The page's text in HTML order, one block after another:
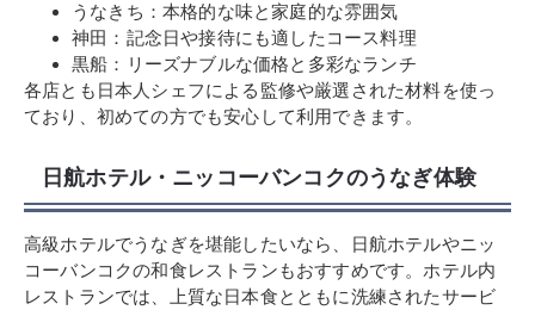
うなきち：本格的な味と家庭的な雰囲気
神田：記念日や接待にも適したコース料理
黒船：リーズナブルな価格と多彩なランチ
各店とも日本人シェフによる監修や厳選された材料を使っ
ており、初めての方でも安心して利用できます。
日航ホテル・ニッコーバンコクのうなぎ体験
高級ホテルでうなぎを堪能したいなら、日航ホテルやニッ
コーバンコクの和食レストランもおすすめです。ホテル内
レストランでは、上質な日本食とともに洗練されたサービ